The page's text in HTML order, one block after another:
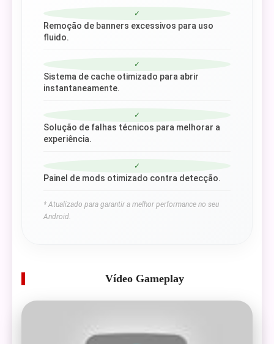
✓
Remoção de banners excessivos para uso
fluido.
✓
Sistema de cache otimizado para abrir
instantaneamente.
✓
Solução de falhas técnicos para melhorar a
experiência.
✓
Painel de mods otimizado contra detecção.
* Atualizado para garantir a melhor performance no seu
Android.
Vídeo Gameplay